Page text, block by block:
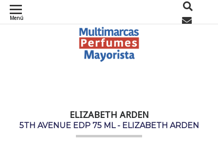
Menú
ELIZABETH ARDEN
5TH AVENUE EDP 75 ML - ELIZABETH ARDEN